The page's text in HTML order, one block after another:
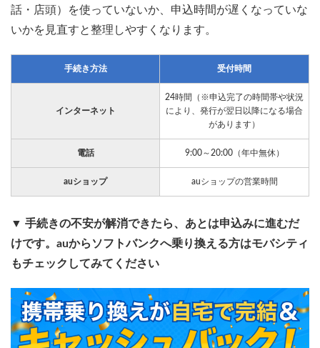
話・店頭）を使っていないか、申込時間が遅くなっていな
いかを見直すと整理しやすくなります。
手続き方法 受付時間
インターネット
24時間（※申込完了の時間帯や状況
により、発行が翌日以降になる場合
があります）
電話 9:00～20:00（年中無休）
auショップ auショップの営業時間
▼ 手続きの不安が解消できたら、あとは申込みに進むだ
けです。auからソフトバンクへ乗り換える方はモバシティ
もチェックしてみてください